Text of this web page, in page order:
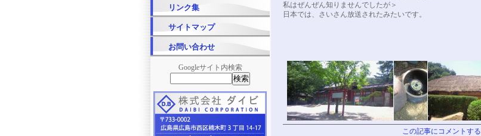
リンク集
サイトマップ
お問い合わせ
Googleサイト内検索
私はぜんぜん知りませんでしたが＞
日本では、さいさん放送されたみたいです。
この記事にコメントする